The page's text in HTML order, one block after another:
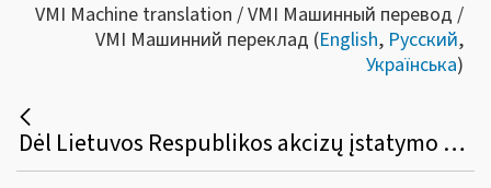
VMI Machine translation / VMI Машинный перевод /
VMI Машинний переклад (English, Русский,
Українська)
Dėl Lietuvos Respublikos akcizų įstatymo 3, 22, 28, 29-1 straipsnių pakeitimo